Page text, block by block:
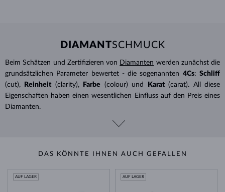
DIAMANTSCHMUCK
Beim Schätzen und Zertifizieren von Diamanten werden zunächst die
grundsätzlichen Parameter bewertet - die sogenannten 4Cs: Schliff
(cut),
Reinheit (clarity), Farbe (colour) und Karat (carat). All diese
Eigenschaften haben einen wesentlichen Einfluss auf den Preis eines
Diamanten.
DAS KÖNNTE IHNEN AUCH GEFALLEN
AUF LAGER AUF LAGER